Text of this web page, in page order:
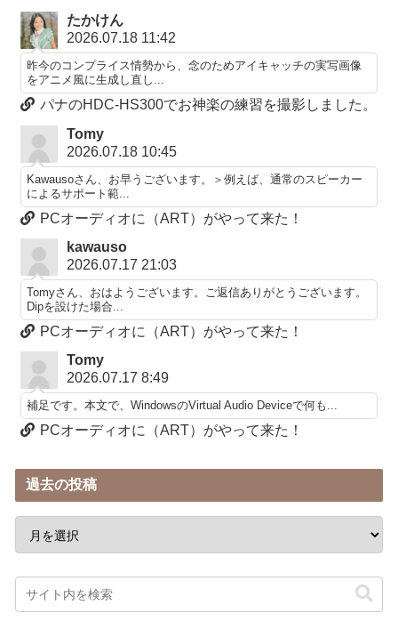
たかけん
2026.07.18 11:42
昨今のコンプライス情勢から、念のためアイキャッチの実写画像
をアニメ風に生成し直し...
パナのHDC-HS300でお神楽の練習を撮影しました。
Tomy
2026.07.18 10:45
Kawausoさん、お早うございます。＞例えば、通常のスピーカー
によるサポート範...
PCオーディオに（ART）がやって来た！
kawauso
2026.07.17 21:03
Tomyさん、おはようございます。ご返信ありがとうございます。
Dipを設けた場合...
PCオーディオに（ART）がやって来た！
Tomy
2026.07.17 8:49
補足です。本文で、WindowsのVirtual Audio Deviceで何も...
PCオーディオに（ART）がやって来た！
過去の投稿